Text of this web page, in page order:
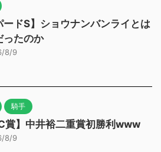
ードS】ショウナンバンライとは
ったのか
8/9
騎手
賞】中井裕二重賞初勝利www
8/9